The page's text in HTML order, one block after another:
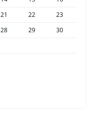
21 22
23
28 29
30